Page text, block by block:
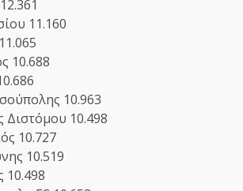
11.160
10.688
10.963
Διστόμου 10.498
10.727
10.519
10.498